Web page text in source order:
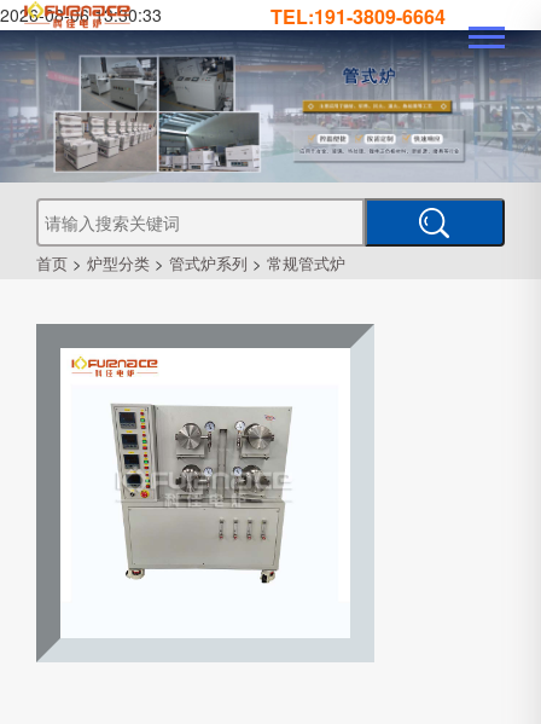
2026-08-06 13:30:33 TEL:191-3809-6664
首页 > 炉型分类 > 管式炉系列 > 常规管式炉
真
空管
真
空
钎
焊
炉
真
空
烧
结
炉
真
空
处
理
工
真